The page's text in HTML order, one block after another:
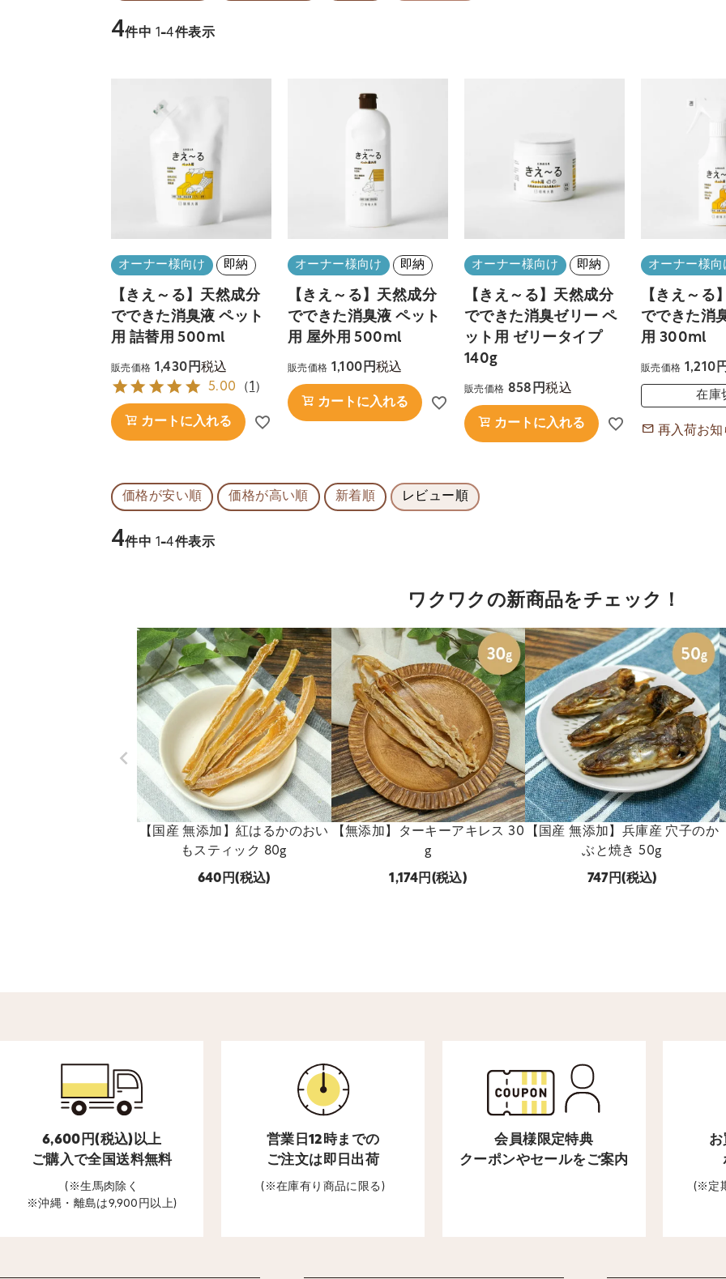
4件中 1-4件表示
オーナー様向け 即納
【きえ～る】天然成分
でできた消臭液 ペット
用 詰替用 500ml
販売価格 1,430 税込
5.00 （1 ）
カートに入れる
オーナー様向け 即納
【きえ～る】天然成分
でできた消臭液 ペット
用 屋外用 500ml
販売価格 1,100 税込
カートに入れる
オーナー様向け 即納
【きえ～る】天然成分
でできた消臭ゼリー ペ
ット用 ゼリータイプ
140g
販売価格 858 税込
カートに入れる
オーナー様向
【きえ～る
でできた消
用 300ml
販売価格 1,210
在庫
再入荷お知
価格が安い順 価格が高い順 新着順 レビュー順
4件中 1-4件表示
ワクワクの新商品をチェック！
【国産 無添加】紅はるかのおい
もスティック 80g
640 (税込)
【無添加】ターキーアキレス 30
g
1,174 (税込)
【国産 無添加】兵庫産 穴子のか
ぶと焼き 50g
747 (税込)
6,600円(税込)以上
ご購入で全国送料無料
(※生馬肉除く
※沖縄・離島は9,900円以上)
営業日12時までの
ご注文は即日出荷
(※在庫有り商品に限る)
会員様限定特典
クーポンやセールをご案内
(※定